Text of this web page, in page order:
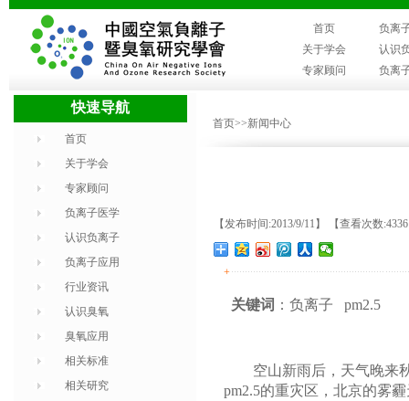
首页
负离
关于学会
认识
专家顾问
负离
快速导航
首页
关于学会
专家顾问
负离子医学
认识负离子
负离子应用
行业资讯
认识臭氧
臭氧应用
相关标准
相关研究
首页>>新闻中心
【发布时间:2013/9/11】 【查看次数
+
关键词 ：负离子 pm2.5
空山新雨后，天气晚来秋
pm2.5的重灾区，北京的雾